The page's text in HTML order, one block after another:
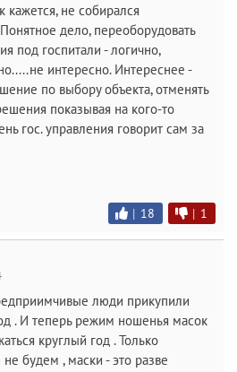
кажется, не собирался
дело, переоборудовать
под госпитали - логично,
интересно. Интереснее -
по выбору объекта, отменять
показывая на кого-то
гос. управления говорит сам за
| 18 | 1
люди прикупили
. И теперь режим ношенья масок
круглый год . Только
будем , маски - это разве